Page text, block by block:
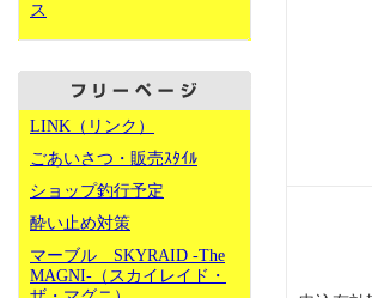
ス
LINK（リンク）
ごあいさつ・販売ｽﾀｲﾙ
ショップ釣行予定
酔い止め対策
マーブル SKYRAID -The
MAGNI-（スカイレイド・